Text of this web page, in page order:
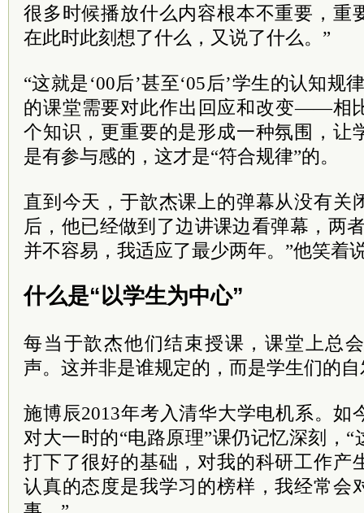
很多时候播放什么内容根本不重要，重
在此时此刻想了什么，又说了什么。”
“这就是‘00后’甚至‘05后’学生的认知规
的课堂需要对此作出回应和改变——相
个知识，更重要的是形成一种氛围，让
是有参与感的，这才是“符合规律”的。
直到今天，于歆杰课上的弹幕从没有关
后，他已经做到了边讲课边看弹幕，两
并不容易，我适应了最少两年。”他笑着
什么是“以学生为中心”
每当于歆杰他们结束授课，课堂上总
声。这并非是谁规定的，而是学生们的
施博辰2013年考入清华大学电机系。如
对大一时的“电路原理”课仍记忆深刻，
打下了很好的基础，对我的科研工作产
认真的态度是我学习的榜样，我经常会